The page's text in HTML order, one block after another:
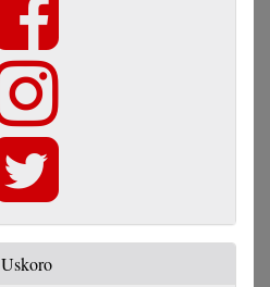
Uskoro